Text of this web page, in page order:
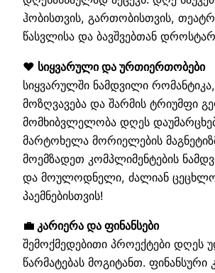
ჰობისთვის, გართობისთვის,
წასვლისა და ბავშვებთან
❤️ სიყვარული და ურთიერთობები
სიყვარულში ნამდვილი რომანტიკა,
მოზღვავება და შარმის ტრიუმფი
მომხიბვლელობა დღეს
მარტოხელა მორიელების
მოემზადეთ კომპლიმენტების
და მოულოდნელი, ძალიან
პაემნებისთვის!
💼 კარიერა და ფინანსები
შემოქმედებითი პროექტები დღეს
წარმატებას მოგიტანთ.